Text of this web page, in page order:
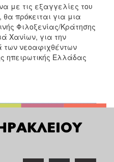
με τις εξαγγελίες του
πρόκειται για μια
Φιλοξενίας/Κράτησης
Χανίων, για την
νεοαφιχθέντων
ηπειρωτικής Ελλάδας